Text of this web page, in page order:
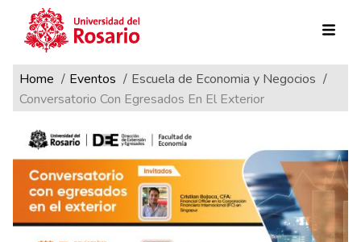
Pasar al contenido principal
Ruta de navegación
Home Eventos
Escuela de Economia y Negocios
Conversatorio Con Egresados En El Exterior